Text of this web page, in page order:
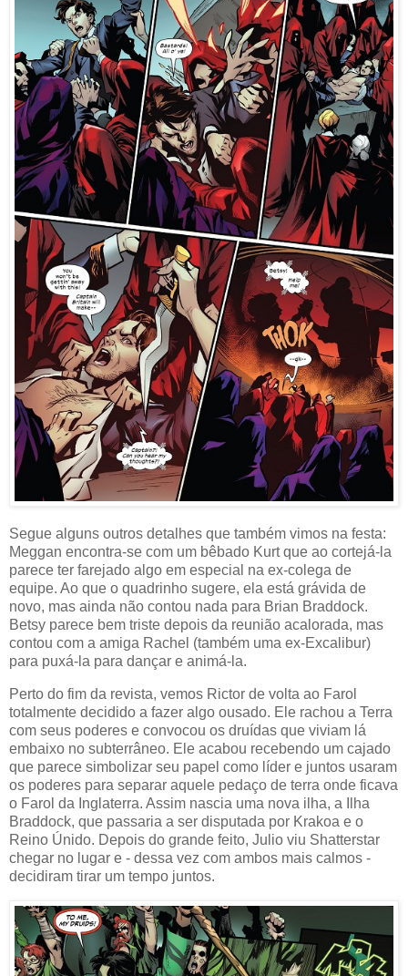
Segue alguns outros detalhes que também vimos na festa:
Meggan encontra-se com um bêbado Kurt que ao cortejá-la
parece ter farejado algo em especial na ex-colega de
equipe. Ao que o quadrinho sugere, ela está grávida de
novo, mas ainda não contou nada para Brian Braddock.
Betsy parece bem triste depois da reunião acalorada, mas
contou com a amiga Rachel (também uma ex-Excalibur)
para puxá-la para dançar e animá-la.
Perto do fim da revista, vemos Rictor de volta ao Farol
totalmente decidido a fazer algo ousado. Ele rachou a Terra
com seus poderes e convocou os druídas que viviam lá
embaixo no subterrâneo. Ele acabou recebendo um cajado
que parece simbolizar seu papel como líder e juntos usaram
os poderes para separar aquele pedaço de terra onde ficava
o Farol da Inglaterra. Assim nascia uma nova ilha, a Ilha
Braddock, que passaria a ser disputada por Krakoa e o
Reino Únido. Depois do grande feito, Julio viu Shatterstar
chegar no lugar e - dessa vez com ambos mais calmos -
decidiram tirar um tempo juntos.